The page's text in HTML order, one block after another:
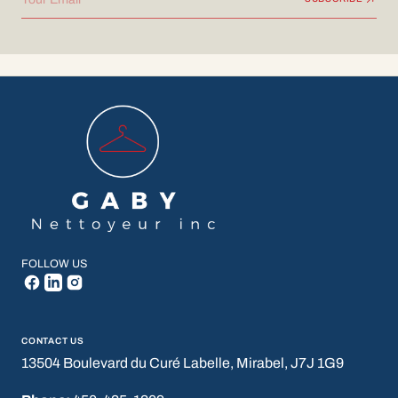
FOLLOW US
CONTACT US
13504 Boulevard du Curé Labelle, Mirabel, J7J 1G9